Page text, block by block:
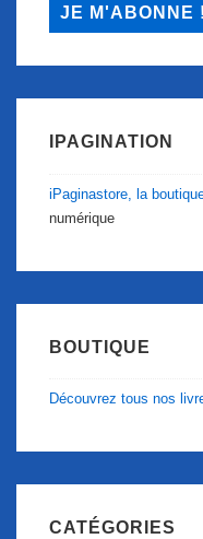
IPAGINATION
iPaginastore, la
numérique
BOUTIQUE
Découvrez tous nos
CATÉGORIES